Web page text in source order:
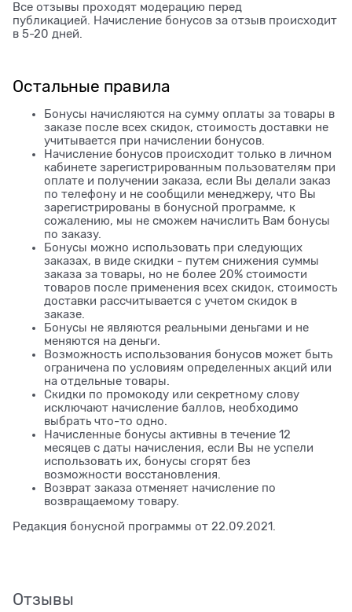
Все отзывы проходят модерацию перед
публикацией. Начисление бонусов за отзыв происходит
в 5-20 дней.
Остальные правила
Бонусы начисляются на сумму оплаты за товары в
заказе после всех скидок, стоимость доставки не
учитывается при начислении бонусов.
Начисление бонусов происходит только в личном
кабинете зарегистрированным пользователям при
оплате и получении заказа, если Вы делали заказ
по телефону и не сообщили менеджеру, что Вы
зарегистрированы в бонусной программе, к
сожалению, мы не сможем начислить Вам бонусы
по заказу.
Бонусы можно использовать при следующих
заказах, в виде скидки - путем снижения суммы
заказа за товары, но не более 20% стоимости
товаров после применения всех скидок, стоимость
доставки рассчитывается с учетом скидок в
заказе.
Бонусы не являются реальными деньгами и не
меняются на деньги.
Возможность использования бонусов может быть
ограничена по условиям определенных акций или
на отдельные товары.
Скидки по промокоду или секретному слову
исключают начисление баллов, необходимо
выбрать что-то одно.
Начисленные бонусы активны в течение 12
месяцев с даты начисления, если Вы не успели
использовать их, бонусы сгорят без
возможности восстановления.
Возврат заказа отменяет начисление по
возвращаемому товару.
Редакция бонусной программы от 22.09.2021.
Отзывы